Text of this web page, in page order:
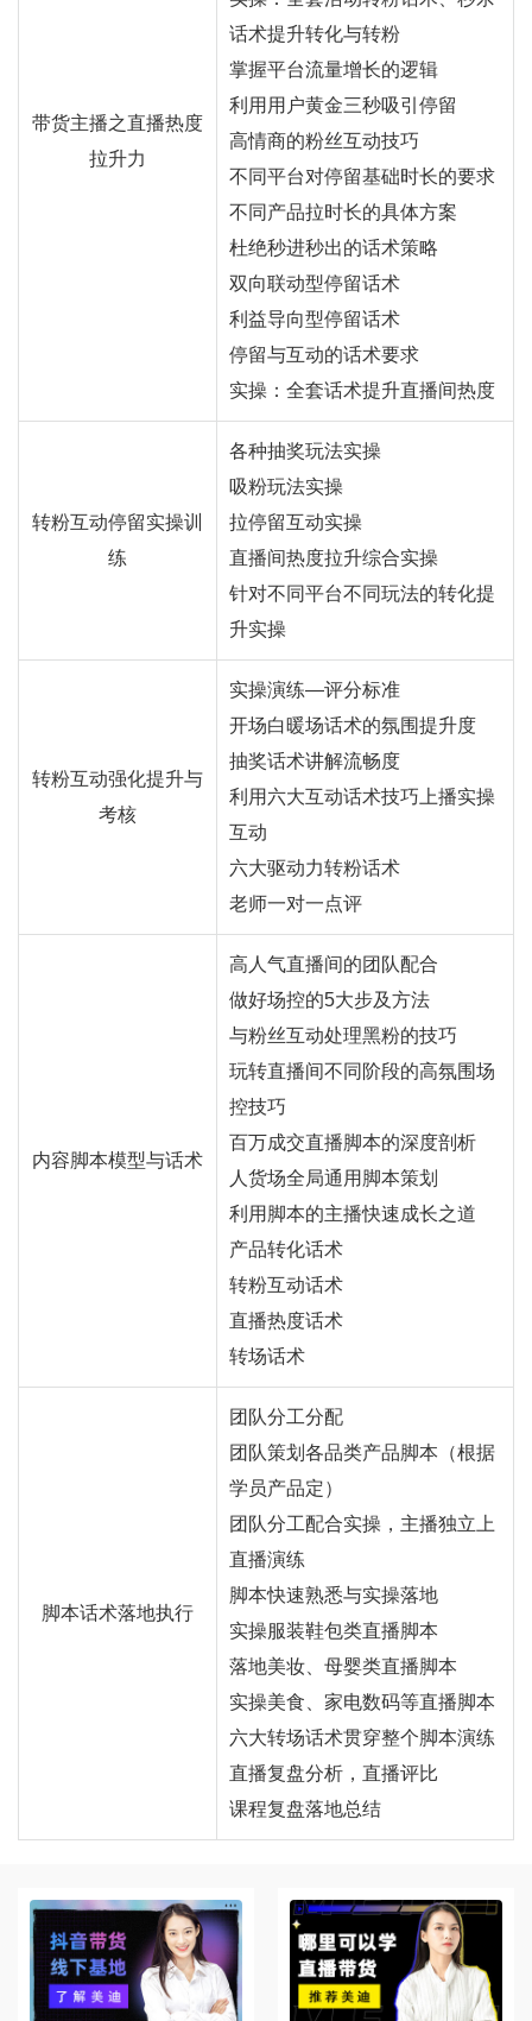
带货主播之直播热度
拉升力
话术提升转化与转粉
掌握平台流量增长的逻辑
利用用户黄金三秒吸引停留
高情商的粉丝互动技巧
不同平台对停留基础时长的要求
不同产品拉时长的具体方案
杜绝秒进秒出的话术策略
双向联动型停留话术
利益导向型停留话术
停留与互动的话术要求
实操：全套话术提升直播间热度
转粉互动停留实操训
练
各种抽奖玩法实操
吸粉玩法实操
拉停留互动实操
直播间热度拉升综合实操
针对不同平台不同玩法的转化提
升实操
转粉互动强化提升与
考核
实操演练—评分标准
开场白暖场话术的氛围提升度
抽奖话术讲解流畅度
利用六大互动话术技巧上播实操
互动
六大驱动力转粉话术
老师一对一点评
内容脚本模型与话术
高人气直播间的团队配合
做好场控的5大步及方法
与粉丝互动处理黑粉的技巧
玩转直播间不同阶段的高氛围场
控技巧
百万成交直播脚本的深度剖析
人货场全局通用脚本策划
利用脚本的主播快速成长之道
产品转化话术
转粉互动话术
直播热度话术
转场话术
脚本话术落地执行
团队分工分配
团队策划各品类产品脚本（根据
学员产品定）
团队分工配合实操，主播独立上
直播演练
脚本快速熟悉与实操落地
实操服装鞋包类直播脚本
落地美妆、母婴类直播脚本
实操美食、家电数码等直播脚本
六大转场话术贯穿整个脚本演练
直播复盘分析，直播评比
课程复盘落地总结